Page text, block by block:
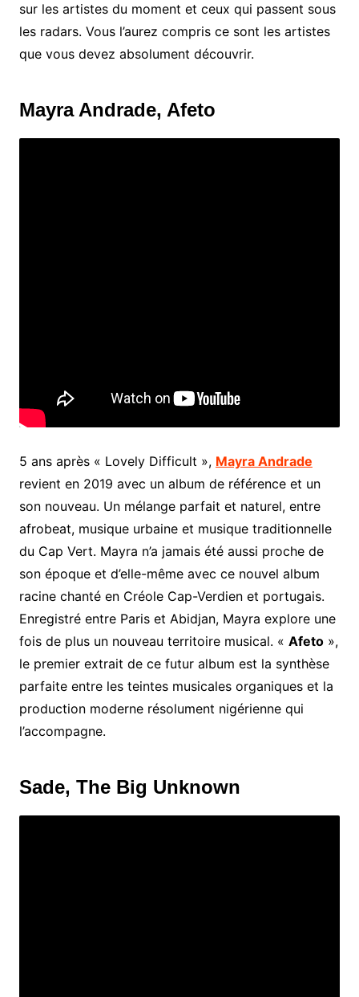
sur les artistes du moment et ceux qui passent sous
les radars. Vous l’aurez compris ce sont les artistes
que vous devez absolument découvrir.
Mayra Andrade, Afeto
5 ans après « Lovely Difficult », Mayra Andrade
revient en 2019 avec un album de référence et un
son nouveau. Un mélange parfait et naturel, entre
afrobeat, musique urbaine et musique traditionnelle
du Cap Vert. Mayra n’a jamais été aussi proche de
son époque et d’elle-même avec ce nouvel album
racine chanté en Créole Cap-Verdien et portugais.
Enregistré entre Paris et Abidjan, Mayra explore une
fois de plus un nouveau territoire musical. « Afeto»,
le premier extrait de ce futur album est la synthèse
parfaite entre les teintes musicales organiques et la
production moderne résolument nigérienne qui
l’accompagne.
Sade, The Big Unknown